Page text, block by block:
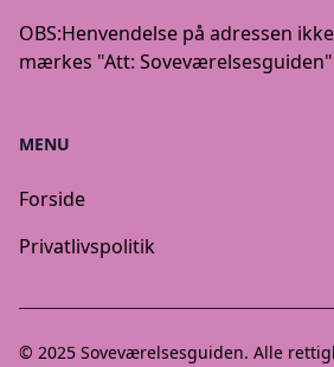
OBS:Henvendelse på adressen
mærkes "Att: Soveværelsesguiden"
MENU
Forside
Privatlivspolitik
© 2025 Soveværelsesguiden. Alle